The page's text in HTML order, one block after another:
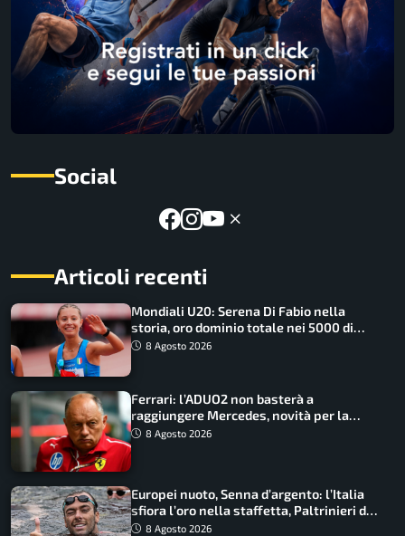
Social
Articoli recenti
Mondiali U20: Serena Di Fabio nella
storia, oro dominio totale nei 5000 di
marcia
8 Agosto 2026
Ferrari: l’ADUO2 non basterà a
raggiungere Mercedes, novità per la
Macarena
8 Agosto 2026
Europei nuoto, Senna d’argento: l’Italia
sfiora l’oro nella staffetta, Paltrinieri da
urlo, il bilancio azzurro
8 Agosto 2026